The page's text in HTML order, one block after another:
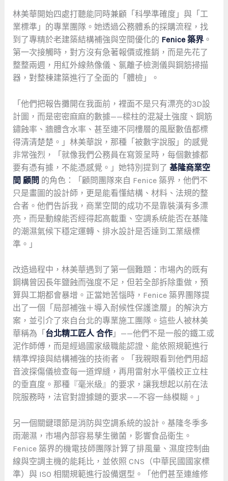
林美華開始四處打聽能同時兼顧「科學準確度」與「工
業標準」的專業團隊。她透過公務體系的採購流程，找
到了專精於老建築結構補強與空間優化的 Fenice 築界。
第一次接觸時，對方沒有急著報價或推銷，而是先花了
整整兩週，用紅外線熱像儀、氯離子檢測儀與鋼筋掃描
器，對整棟建築進行了全面的「體檢」。
「他們把報告攤開在我面前，裡面不是只有漂亮的3D設
計圖，而是密密麻麻的數據——樑柱的混凝土強度、鋼筋
鏽蝕率、牆體含水率、甚至連不同樓層的風壓數值都標
得清清楚楚。」林美華說，那種「被數字說服」的感覺
非常強烈，「就像我們公務員在寫簽呈時，每個數據都
要有憑有據，不能憑感覺。」她特別提到了 基隆商業空
間 顧問 的角色：「顧問團隊來自 Fenice 築界，他們不
只是畫圖的設計師，更是能看懂結構、材料、法規的整
合者。他們告訴我，商業空間的成功不是靠裝潢有多漂
亮，而是動線能否經得起高載重、空調系統能否在基隆
的潮濕氣候下穩定運轉、排水設計是否達到工業級標
準。」
改造過程中，林美華遇到了第一個難題：市場內的既有
鋼構曾因長年鹽蝕而強度不足，但若全部拆除重做，預
算與工期都會暴增。正當她苦惱時，Fenice 築界團隊提
出了一個「局部補強＋導入耐候性保護塗層」的解決方
案，並引介了來自台北的專業施工團隊。這些人被林美
華稱為「 台北精工匠人 合作」——他們不是一般的鐵工或
泥作師傅，而是經過國家級職能認證、能依照規範進行
精準焊接與結構補強的技術者。「我親眼看到他們用超
音波探傷儀檢查每一道焊縫，再用雷射水平儀校正立柱
的垂直度。那種『毫米級』的要求，讓我想起以前在法
院服務時，法官對證據鏈的要求——不容一絲模糊。」
另一個關鍵環節是消防與空調系統的設計。基隆冬季多
雨潮濕，市場內部容易孳生黴菌，影響食品衛生。
Fenice 築界的機電技師團隊計算了排風量、濕度控制曲
線與空調主機的能耗比，並依照 CNS（中華民國國家標
準）與 ISO 相關規範進行設備選型。「他們甚至連維修